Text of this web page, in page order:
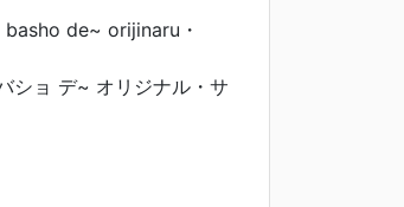
de~ orijinaru・
ショ デ~ オリジナル・サ